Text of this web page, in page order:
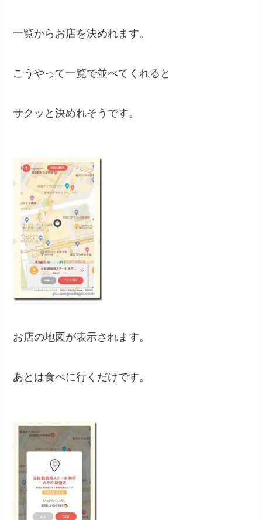
一覧からお店を決めれます。
こうやって一覧で並べてくれると
サクッと決めれそうです。
お店の地図が表示されます。
あとは食べに行くだけです。